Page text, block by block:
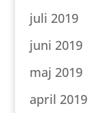
juli 2019
juni 2019
maj 2019
april 2019